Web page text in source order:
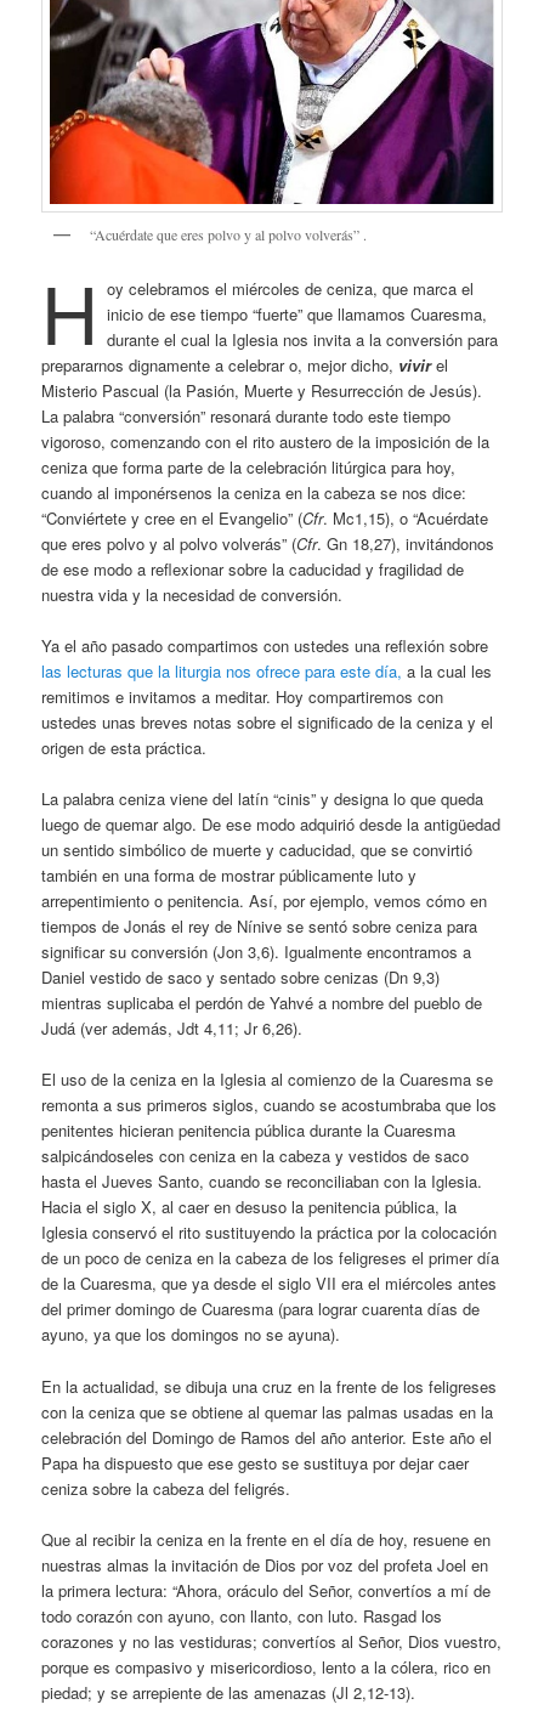
“Acuérdate que eres polvo y al polvo volverás” .
H
oy celebramos el miércoles de ceniza, que marca el
inicio de ese tiempo “fuerte” que llamamos Cuaresma,
durante el cual la Iglesia nos invita a la conversión para
prepararnos dignamente a celebrar o, mejor dicho, vivirel
Misterio Pascual (la Pasión, Muerte y Resurrección de Jesús).
La palabra “conversión” resonará durante todo este tiempo
vigoroso, comenzando con el rito austero de la imposición de la
ceniza que forma parte de la celebración litúrgica para hoy,
cuando al imponérsenos la ceniza en la cabeza se nos dice:
“Conviértete y cree en el Evangelio” (Cfr. Mc1,15), o “Acuérdate
que eres polvo y al polvo volverás” (Cfr. Gn 18,27), invitándonos
de ese modo a reflexionar sobre la caducidad y fragilidad de
nuestra vida y la necesidad de conversión.
Ya el año pasado compartimos con ustedes una reflexión sobre
las lecturas que la liturgia nos ofrece para este día, a la cual les
remitimos e invitamos a meditar. Hoy compartiremos con
ustedes unas breves notas sobre el significado de la ceniza y el
origen de esta práctica.
La palabra ceniza viene del latín “cinis” y designa lo que queda
luego de quemar algo. De ese modo adquirió desde la antigüedad
un sentido simbólico de muerte y caducidad, que se convirtió
también en una forma de mostrar públicamente luto y
arrepentimiento o penitencia. Así, por ejemplo, vemos cómo en
tiempos de Jonás el rey de Nínive se sentó sobre ceniza para
significar su conversión (Jon 3,6). Igualmente encontramos a
Daniel vestido de saco y sentado sobre cenizas (Dn 9,3)
mientras suplicaba el perdón de Yahvé a nombre del pueblo de
Judá (ver además, Jdt 4,11; Jr 6,26).
El uso de la ceniza en la Iglesia al comienzo de la Cuaresma se
remonta a sus primeros siglos, cuando se acostumbraba que los
penitentes hicieran penitencia pública durante la Cuaresma
salpicándoseles con ceniza en la cabeza y vestidos de saco
hasta el Jueves Santo, cuando se reconciliaban con la Iglesia.
Hacia el siglo X, al caer en desuso la penitencia pública, la
Iglesia conservó el rito sustituyendo la práctica por la colocación
de un poco de ceniza en la cabeza de los feligreses el primer día
de la Cuaresma, que ya desde el siglo VII era el miércoles antes
del primer domingo de Cuaresma (para lograr cuarenta días de
ayuno, ya que los domingos no se ayuna).
En la actualidad, se dibuja una cruz en la frente de los feligreses
con la ceniza que se obtiene al quemar las palmas usadas en la
celebración del Domingo de Ramos del año anterior. Este año el
Papa ha dispuesto que ese gesto se sustituya por dejar caer
ceniza sobre la cabeza del feligrés.
Que al recibir la ceniza en la frente en el día de hoy, resuene en
nuestras almas la invitación de Dios por voz del profeta Joel en
la primera lectura: “Ahora, oráculo del Señor, convertíos a mí de
todo corazón con ayuno, con llanto, con luto. Rasgad los
corazones y no las vestiduras; convertíos al Señor, Dios vuestro,
porque es compasivo y misericordioso, lento a la cólera, rico en
piedad; y se arrepiente de las amenazas (Jl 2,12-13).